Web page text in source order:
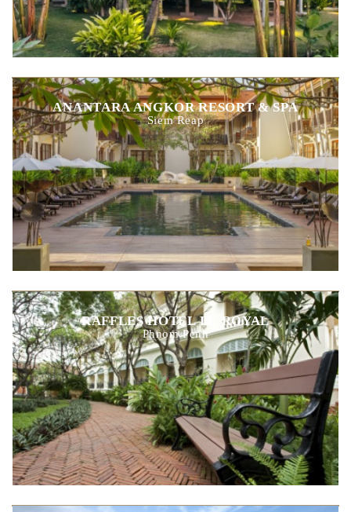
ANANTARA ANGKOR RESORT & SPA
Siem Reap
RAFFLES HOTEL LE ROYAL
Phnom Penh